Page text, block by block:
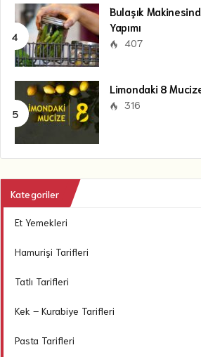
Bulaşık
Yapımı
407
Limondaki 8
316
Kategoriler
Et Yemekleri
Hamurişi Tarifleri
Tatlı Tarifleri
Kek – Kurabiye Tarifleri
Pasta Tarifleri